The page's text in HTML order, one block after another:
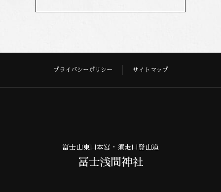
プライバシーポリシー サイトマップ
富士山東口本宮・須走口登山道
冨士浅間神社